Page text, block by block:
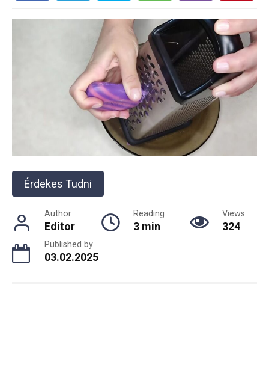
Érdekes Tudni
Author
Editor
Reading
3 min
Views
324
Published by
03.02.2025